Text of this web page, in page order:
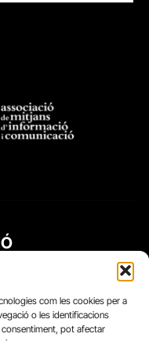
com les cookies per a
o les identificacions
pot afectar